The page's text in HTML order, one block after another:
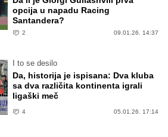
opcija u napadu Racing
Santandera?
2 09.01.26. 14:37
I to se desilo
Da, historija je ispisana: Dva kluba
sa dva različita kontinenta igrali
ligaški meč
4 05.01.26. 17:14